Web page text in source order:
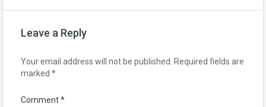
Leave a Reply
Your email address will not be published. Required fields are
marked *
Comment*